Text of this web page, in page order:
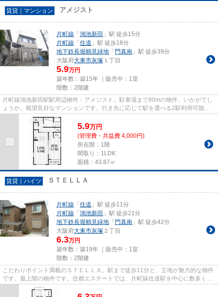
賃貸｜マンション アメジスト
片町線 「 鴻池新田 」駅 徒歩15分
片町線 「 住道 」駅 徒歩18分
地下鉄長堀鶴見緑地 「 門真南 」駅 徒歩39分
大阪府大東市灰塚 １丁目
5.9万円
築年数：築15年 ｜販売中： 1室
階数：2階建
片町線鴻池新田駅駅周辺物件：アメジスト。駐車場まで80mの物件、いかがでし
ょうか。眺望良好なマンションです。行き先に応じて駅を選べる2駅利用可能な
マンションです。賃貸物件をお...
5.9万円
(管理費・共益費 4,000円)
所在階：1階
間取り：1LDK
面積：43.87㎡
賃貸｜ハイツ ＳＴＥＬＬＡ
片町線 「 住道 」駅 徒歩11分
片町線 「 鴻池新田 」駅 徒歩21分
地下鉄長堀鶴見緑地 「 門真南 」駅 徒歩42分
大阪府大東市灰塚 ２丁目
6.3万円
築年数：築19年 ｜販売中： 1室
階数：2階建
こだわりポイント満載のＳＴＥＬＬＡ。駅まで徒歩11分と、立地が魅力的な物件
です。最上階の物件です。住都エステートでは、片町線住道駅を中心に数多くの
不動産情報を取り扱っており...